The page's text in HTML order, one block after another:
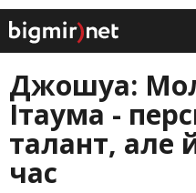
Джошуа:
Ітаума -
талант, але
час